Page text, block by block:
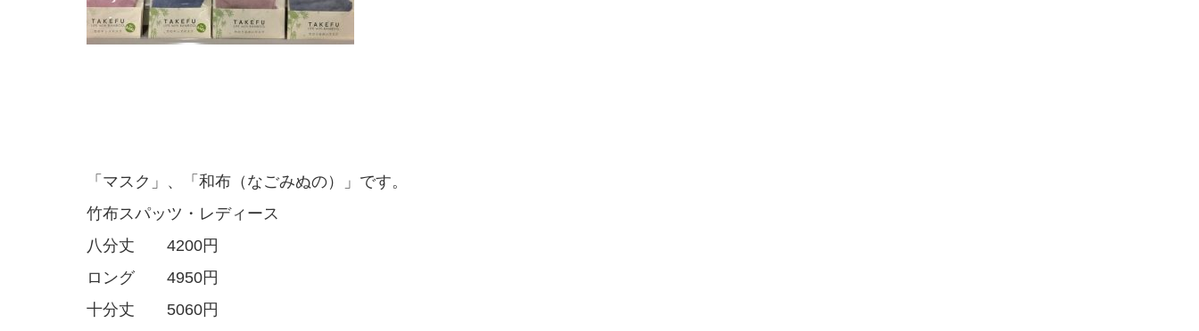
「マスク」、「和布（なごみぬの）」です。
竹布スパッツ・レディース
八分丈 4200円
ロング 4950円
十分丈 5060円